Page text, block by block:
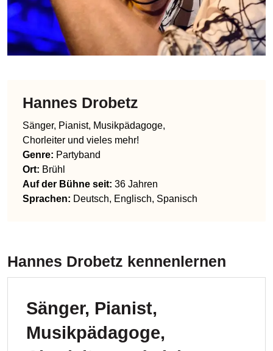
Hannes Drobetz
Sänger, Pianist, Musikpädagoge,
Chorleiter und vieles mehr!
Genre: Partyband
Ort: Brühl
Auf der Bühne seit: 36 Jahren
Sprachen: Deutsch, Englisch, Spanisch
Hannes Drobetz kennenlernen
Sänger, Pianist,
Musikpädagoge,